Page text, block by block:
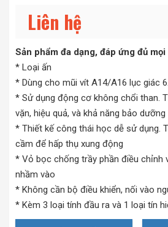
Liên hệ
Sản phẩm đa dạng, đáp ứng đủ
* Loại ấn
* Dùng cho mũi vít A14/A16 lục giác
* Sử dụng động cơ không chổi than.
vặn, hiệu quả, và khả năng bảo dưỡng
* Thiết kế công thái học dễ sử dụng.
cầm để hấp thụ xung động
* Vỏ bọc chống trầy phần điều chỉnh
nhầm vào
* Không cần bộ điều khiển, nối vào
* Kèm 3 loại tính đầu ra và 1 loại tín